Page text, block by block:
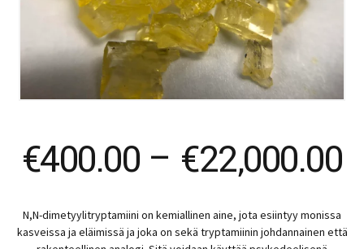
€400.00 – €22,000.00
N,N-dimetyylitryptamiini on kemiallinen aine, jota esiintyy monissa
kasveissa ja eläimissä ja joka on sekä tryptamiinin johdannainen että